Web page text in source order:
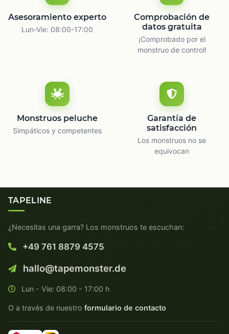
Asesoramiento experto
Lun-Vie: 08:00-17:00
Comprobación de
datos gratuita
¡Comprobado por el
monstruo de control!
Monstruos peluche
Simpáticos y competentes
Garantía de
satisfacción
Los monstruos no se
equivocan
TAPELINE
¿Necesitas una garra? Los monstruos te escuchan:
+49 761 8879 4575
hallo@tapemonster.de
Lun - Vie: 08:00 - 17:00 h
O a través de nuestro formulario de contacto